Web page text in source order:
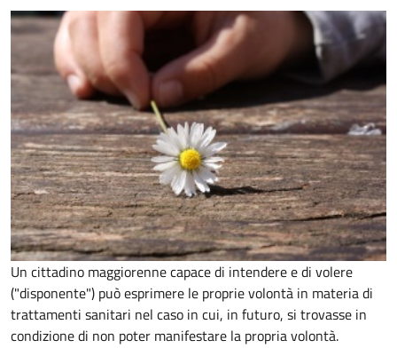
Un cittadino maggiorenne capace di intendere e di volere
("disponente") può esprimere le proprie volontà in materia di
trattamenti sanitari nel caso in cui, in futuro, si trovasse in
condizione di non poter manifestare la propria volontà.